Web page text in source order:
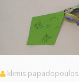
klimis papadopoulos